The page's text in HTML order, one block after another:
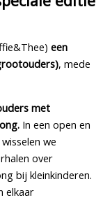
een
, mede
met
In een open en
we
over
bij kleinkinderen.
elkaar